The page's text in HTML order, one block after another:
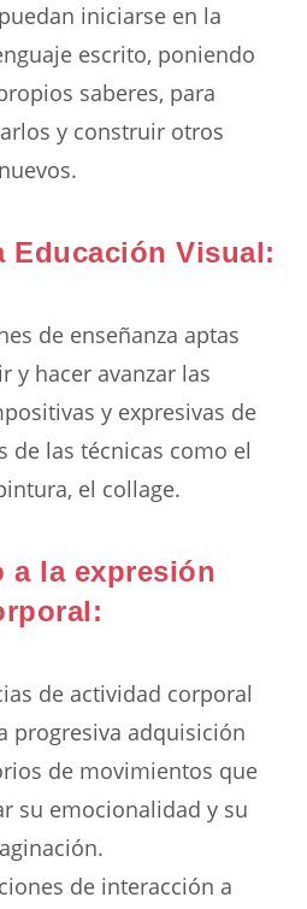
iniciarse en la
escrito, poniendo
saberes, para
y construir otros
nuevos.
Educación Visual:
de enseñanza aptas
y hacer avanzar las
y expresivas de
de las técnicas como el
el collage.
a la expresión
de actividad corporal
progresiva adquisición
de movimientos que
su emocionalidad y su
de interacción a